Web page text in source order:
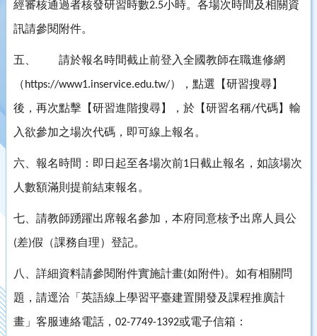
經審核通過者核發研習時數2.5小時。各場次時間及相關資
訊請參閱附件。
五、
請於報名時間截止前登入全國教師在職進修網
（ https://www1.inservice.edu.tw/），點選【研習搜尋】
後，再次點擊【研習進階搜尋】，於【研習名稱/代碼】輸
入欲參加之場次代碼，即可線上報名。
六、報名時間：即日起至各場次前1日截止報名，如該場次
人數額滿則提前結束報名。
七、請教師踴躍出席報名參加，本府同意核予出席人員公
(差)假（課務自理）登記。
八、詳細資料請參閱附件實施計畫(如附件)。如有相關問
題，請逕洽「英語線上學習平臺建置開發及課程推廣計
畫」客服連絡電話， 02-7749-1392或電子信箱：